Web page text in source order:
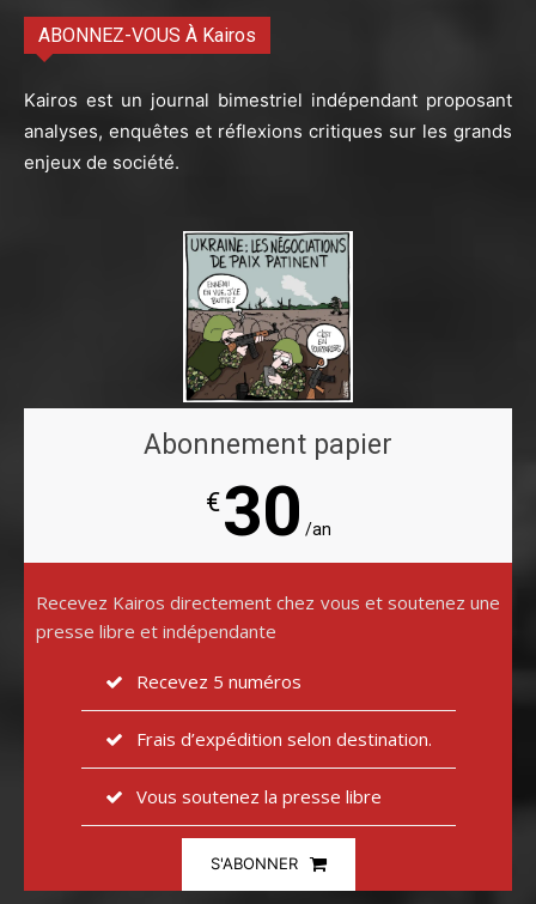
ABONNEZ-VOUS À Kairos
Kairos est un journal bimestriel indépendant proposant
analyses, enquêtes et réflexions critiques sur les grands
enjeux de société.
Abonnement papier
€30 /an
Recevez Kairos directement chez vous et soutenez une
presse libre et indépendante
Recevez 5 numéros
Frais d’expédition selon destination.
Vous soutenez la presse libre
S'ABONNER